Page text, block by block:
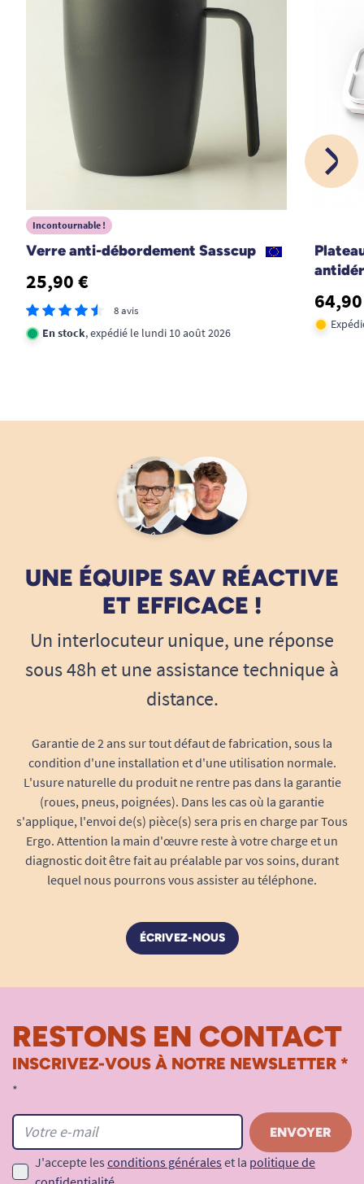
peine. Avec son arrêt automatique c'est un plus. Je la
A. Anonymous
Incontournable !
Verre anti-débordement Sasscup
25,90 €
8 avis
En stock, expédié le lundi 10 août 2026
UNE ÉQUIPE SAV RÉACTIVE
ET EFFICACE !
Un interlocuteur unique, une réponse
sous 48h et une assistance technique à
distance.
Garantie de 2 ans sur tout défaut de fabrication, sous la
condition d'une installation et d'une utilisation normale.
L'usure naturelle du produit ne rentre pas dans la garantie
(roues, pneus, poignées). Dans les cas où la garantie
s'applique, l'envoi de(s) pièce(s) sera pris en charge par Tous
Ergo. Attention la main d'œuvre reste à votre charge et un
diagnostic doit être fait au préalable par vos soins, durant
lequel nous pourrons vous assister au téléphone.
ÉCRIVEZ-NOUS
RESTONS EN CONTACT
INSCRIVEZ-VOUS À NOTRE NEWSLETTER *
*
J'accepte les conditions générales et la politique de